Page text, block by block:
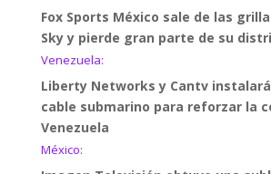
Fox Sports México sale de las
Sky y pierde gran parte de su
Venezuela:
Liberty Networks y Cantv
cable submarino para reforzar la
Venezuela
México: